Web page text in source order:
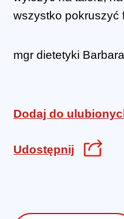
wszystko pokruszyć
mgr dietetyki
Dodaj do
Udostępnij